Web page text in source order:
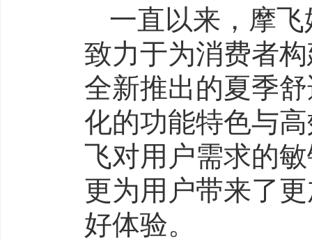
一直以来，摩
致力于为消费者
全新推出的夏季
化的功能特色与
飞对用户需求的
更为用户带来了
好体验。